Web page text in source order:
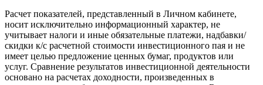
Расчет показателей, представленный в Личном кабинете,
носит исключительно информационный характер, не
учитывает налоги и иные обязательные платежи, надбавки/
скидки к/с расчетной стоимости инвестиционного пая и не
имеет целью предложение ценных бумаг, продуктов или
услуг. Сравнение результатов инвестиционной деятельности
основано на расчетах доходности, произведенных в